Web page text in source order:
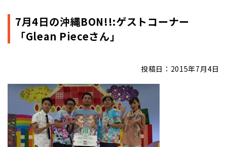
7月4日の沖縄BON!!:ゲストコーナー
「Glean Pieceさん」
投稿日：2015年7月4日